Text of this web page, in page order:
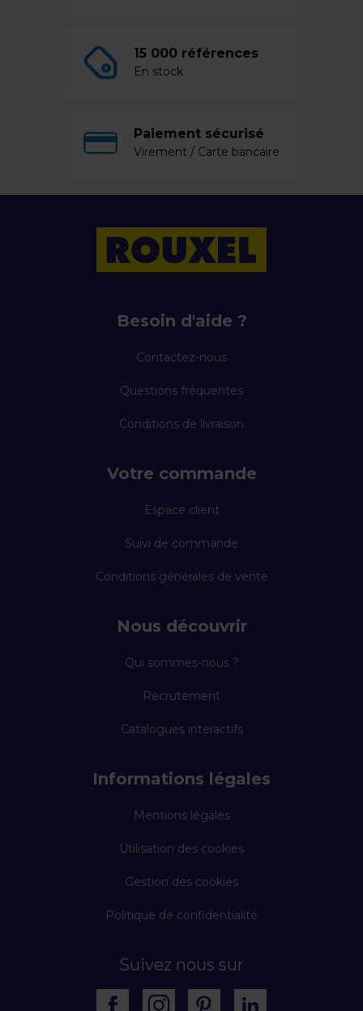
15 000 références
En stock
Paiement sécurisé
Virement / Carte bancaire
Besoin d'aide ?
Contactez-nous
Questions fréquentes
Conditions de livraison
Votre commande
Espace client
Suivi de commande
Conditions générales de vente
Nous découvrir
Qui sommes-nous ?
Recrutement
Catalogues interactifs
Informations légales
Mentions légales
Utilisation des cookies
Gestion des cookies
Politique de confidentialité
Suivez nous sur